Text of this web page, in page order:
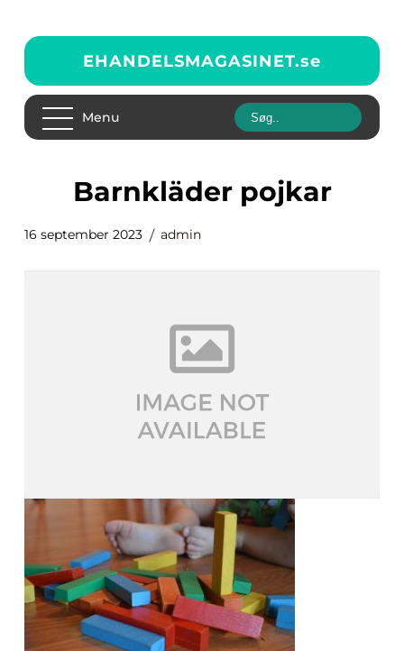
EHANDELSMAGASINET.se
Menu
barnkläder pojkar
16 september 2023 admin